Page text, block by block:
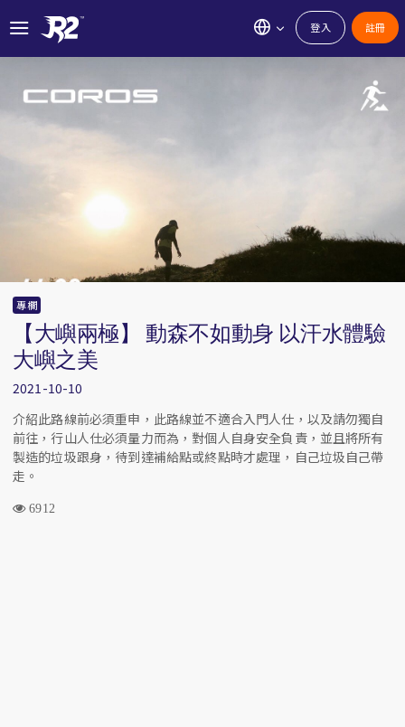
登入 註冊
專欄
【大嶼兩極】 動森不如動身 以汗水體驗
大嶼之美
2021-10-10
介紹此路線前必須重申，此路線並不適合入門人仕，以及請勿獨自
前往，行山人仕必須量力而為，對個人自身安全負責，並且將所有
製造的垃圾跟身，待到達補給點或終點時才處理，自己垃圾自己帶
走。
6912